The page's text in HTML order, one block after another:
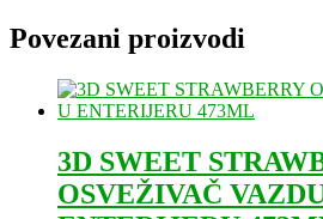
Povezani proizvodi
3D SWEET
OSVEŽIVAČ